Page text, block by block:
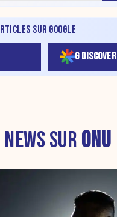
SUR GOOGLE
G DISCOVER
SUR ONU